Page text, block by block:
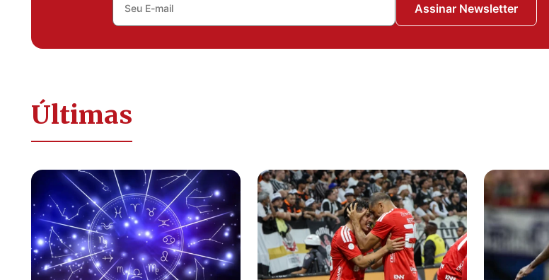
Assinar Newsletter
Últimas